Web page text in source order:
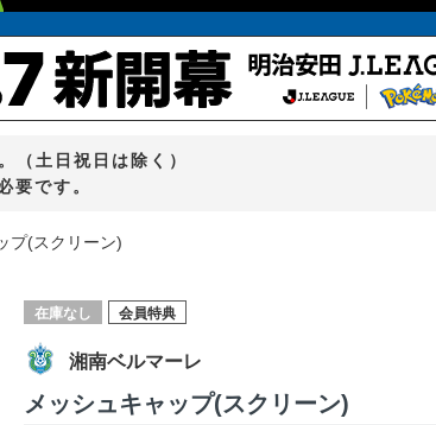
（土日祝日は除く）
要です。
プ(スクリーン)
在庫なし 会員特典
湘南ベルマーレ
メッシュキャップ(スクリーン)